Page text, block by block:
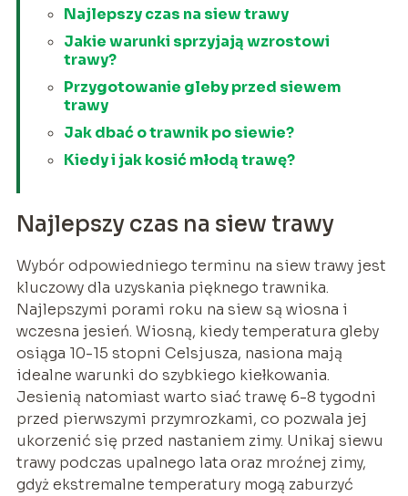
Najlepszy czas na siew trawy
Jakie warunki sprzyjają wzrostowi
trawy?
Przygotowanie gleby przed siewem
trawy
Jak dbać o trawnik po siewie?
Kiedy i jak kosić młodą trawę?
Najlepszy czas na siew trawy
Wybór odpowiedniego terminu na siew trawy jest
kluczowy dla uzyskania pięknego trawnika.
Najlepszymi porami roku na siew są wiosna i
wczesna jesień. Wiosną, kiedy temperatura gleby
osiąga 10-15 stopni Celsjusza, nasiona mają
idealne warunki do szybkiego kiełkowania.
Jesienią natomiast warto siać trawę 6-8 tygodni
przed pierwszymi przymrozkami, co pozwala jej
ukorzenić się przed nastaniem zimy. Unikaj siewu
trawy podczas upalnego lata oraz mroźnej zimy,
gdyż ekstremalne temperatury mogą zaburzyć